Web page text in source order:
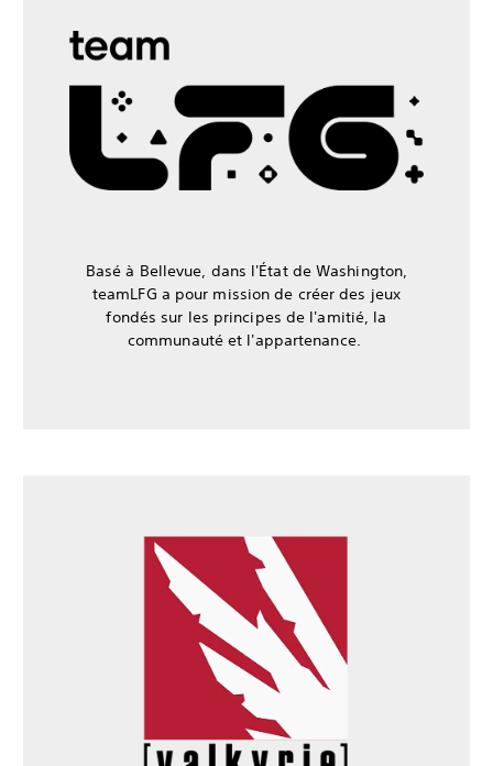
Basé à Bellevue, dans l'État de Washington,
teamLFG a pour mission de créer des jeux
fondés sur les principes de l'amitié, la
communauté et l'appartenance.